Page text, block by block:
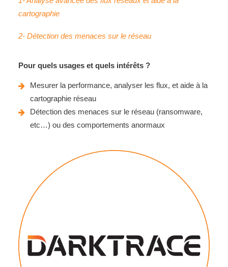
cartographie
2- Détection des menaces sur le réseau
Pour quels usages et quels intérêts ?
Mesurer la performance, analyser les flux, et aide à la
cartographie réseau
Détection des menaces sur le réseau (ransomware,
etc…) ou des comportements anormaux